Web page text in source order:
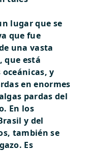
lugar que se
que fue
una vasta
que está
y
en enormes
pardas del
En los
y del
también se
Es